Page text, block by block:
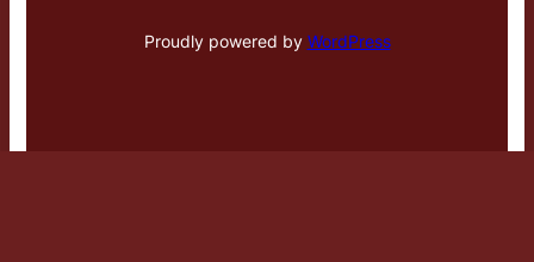
Proudly powered by WordPress